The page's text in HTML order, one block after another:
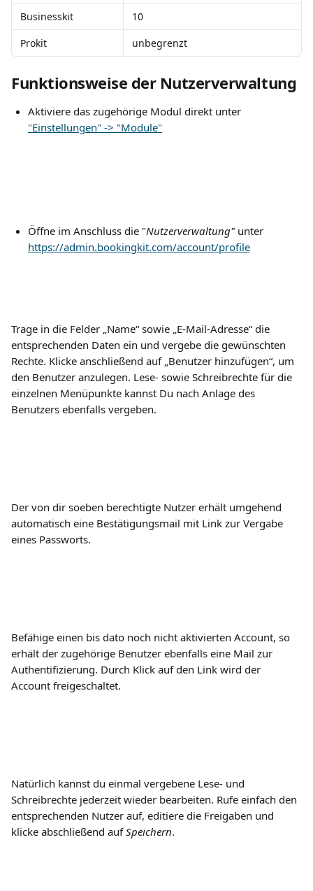
Businesskit
10
Prokit
unbegrenzt
Funktionsweise der Nutzerverwaltung
Aktiviere das zugehörige Modul direkt unter
"Einstellungen" -> "Module"
Öffne im Anschluss die "Nutzerverwaltung" unter
https://admin.bookingkit.com/account/profile
Trage in die Felder „Name“ sowie „E-Mail-Adresse“ die
entsprechenden Daten ein und vergebe die gewünschten
Rechte. Klicke anschließend auf „Benutzer hinzufügen“, um
den Benutzer anzulegen. Lese- sowie Schreibrechte für die
einzelnen Menüpunkte kannst Du nach Anlage des
Benutzers ebenfalls vergeben.
Der von dir soeben berechtigte Nutzer erhält umgehend
automatisch eine Bestätigungsmail mit Link zur Vergabe
eines Passworts.
Befähige einen bis dato noch nicht aktivierten Account, so
erhält der zugehörige Benutzer ebenfalls eine Mail zur
Authentifizierung. Durch Klick auf den Link wird der
Account freigeschaltet.
Natürlich kannst du einmal vergebene Lese- und
Schreibrechte jederzeit wieder bearbeiten. Rufe einfach den
entsprechenden Nutzer auf, editiere die Freigaben und
klicke abschließend auf Speichern.